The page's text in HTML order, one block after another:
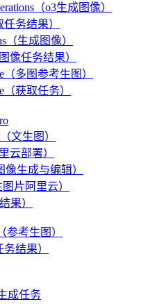
（o3生成图像）
务结果）
（生成图像）
像任务结果）
（多图参考生图）
（获取任务）
文生图）
云部署）
像生成与编辑）
片阿里云）
果）
参考生图）
结果）
成任务